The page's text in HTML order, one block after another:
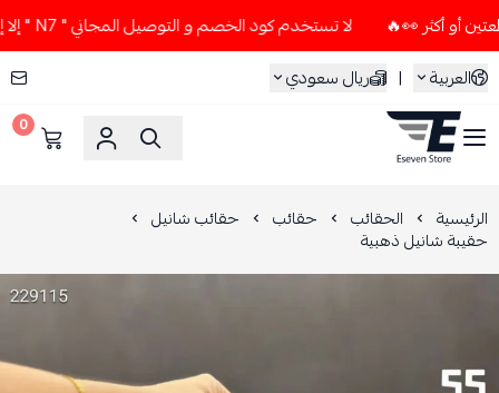
لا تستخدم كود الخصم و التوصيل المجاني " N7 " إلا إذا طلبت قطعتين أو أكثر 👀🔥
العربية
| ريال سعودي
ESEVEN STORE
0
الرئيسية الحقائب حقائب حقائب شانيل
حقيبة شانيل ذهبية